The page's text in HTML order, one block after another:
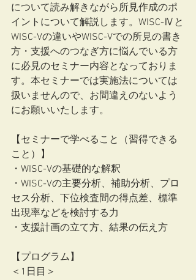
について読み解きながら所見作成のポ
イントについて解説します。WISC-Ⅳと
WISC-Vの違いやWISC-Vでの所見の書き
方・支援へのつなぎ方に悩んでいる方
に必見のセミナー内容となっておりま
す。本セミナーでは実施法については
扱いませんので、お間違えのないよう
にお願いいたします。
【セミナーで学べること（習得できる
こと）】
・WISC-Vの基礎的な解釈
・WISC-Vの主要分析、補助分析、プロ
セス分析、下位検査間の得点差、標準
出現率などを検討する力
・支援計画の立て方、結果の伝え方
【プログラム】
＜1日目＞